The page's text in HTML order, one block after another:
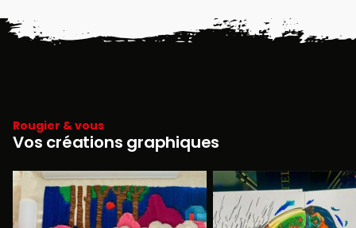
Rougier & vous
Vos créations graphiques